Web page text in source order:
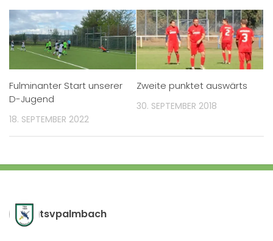
Fulminanter Start unserer
D-Jugend
18. SEPTEMBER 2022
Zweite punktet auswärts
30. SEPTEMBER 2018
tsvpalmbach